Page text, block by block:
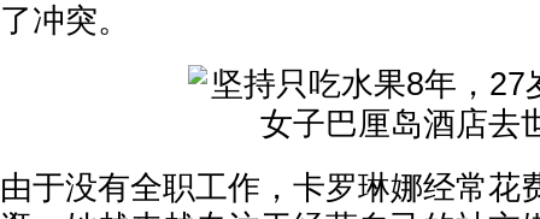
了冲突。
由于没有全职工作，卡罗琳娜经常花